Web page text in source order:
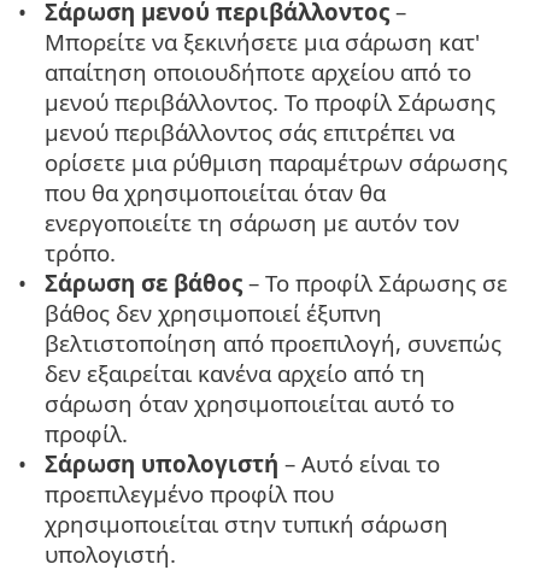
Σάρωση μενού περιβάλλοντος –
Μπορείτε να ξεκινήσετε μια σάρωση κατ'
απαίτηση οποιουδήποτε αρχείου από το
μενού περιβάλλοντος. Το προφίλ Σάρωσης
μενού περιβάλλοντος σάς επιτρέπει να
ορίσετε μια ρύθμιση παραμέτρων σάρωσης
που θα χρησιμοποιείται όταν θα
ενεργοποιείτε τη σάρωση με αυτόν τον
τρόπο.
Σάρωση σε βάθος – Το προφίλ Σάρωσης σε
βάθος δεν χρησιμοποιεί έξυπνη
βελτιστοποίηση από προεπιλογή, συνεπώς
δεν εξαιρείται κανένα αρχείο από τη
σάρωση όταν χρησιμοποιείται αυτό το
προφίλ.
Σάρωση υπολογιστή – Αυτό είναι το
προεπιλεγμένο προφίλ που
χρησιμοποιείται στην τυπική σάρωση
υπολογιστή.